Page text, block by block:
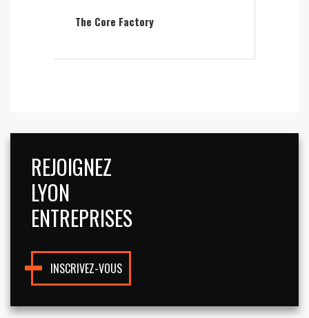
The Core Factory
REJOIGNEZ
LYON
ENTREPRISES
INSCRIVEZ-VOUS